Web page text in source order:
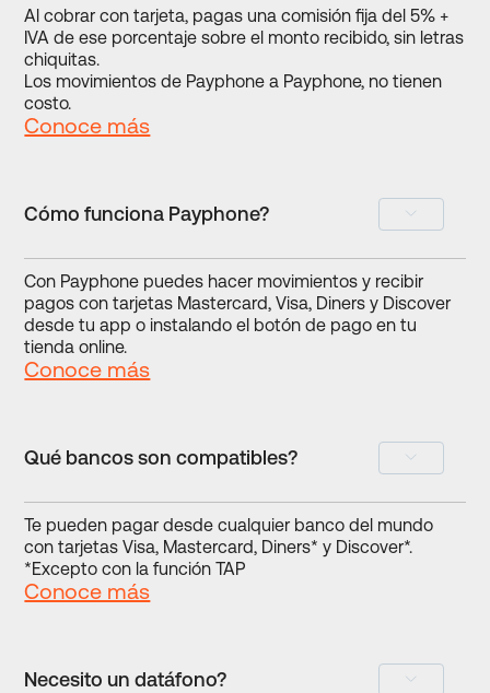
Al cobrar con tarjeta, pagas una comisión fija del 5% +
IVA de ese porcentaje sobre el monto recibido, sin letras
chiquitas.
Los movimientos de Payphone a Payphone, no tienen
costo.
Conoce más
Cómo funciona Payphone?
Con Payphone puedes hacer movimientos y recibir
pagos con tarjetas Mastercard, Visa, Diners y Discover
desde tu app o instalando el botón de pago en tu
tienda online.
Conoce más
Qué bancos son compatibles?
Te pueden pagar desde cualquier banco del mundo
con tarjetas Visa, Mastercard, Diners* y Discover*.
*Excepto con la función TAP
Conoce más
Necesito un datáfono?